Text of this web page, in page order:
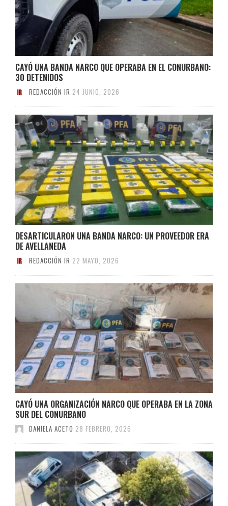
CAYÓ UNA BANDA NARCO QUE OPERABA EN EL CONURBANO:
30 DETENIDOS
REDACCIÓN IR 24 JUNIO, 2026
DESARTICULARON UNA BANDA NARCO: UN PROVEEDOR ERA
DE AVELLANEDA
REDACCIÓN IR 22 MAYO, 2026
CAYÓ UNA ORGANIZACIÓN NARCO QUE OPERABA EN LA ZONA
SUR DEL CONURBANO
DANIELA ACETO 28 FEBRERO, 2026